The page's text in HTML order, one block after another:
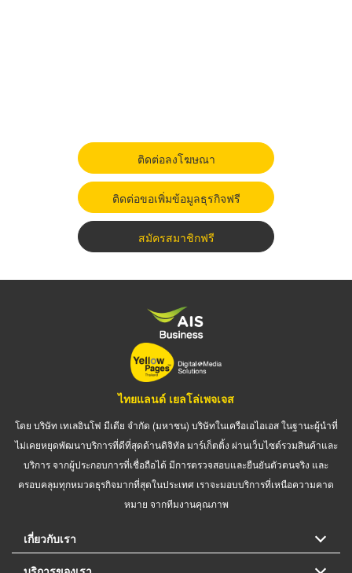
ติดต่อลงโฆษณา
ติดต่อขอเพิ่มข้อมูลธุรกิจฟรี
สมัครสมาชิกฟรี
ไทยแลนด์ เยลโล่เพจเจส
โดย บริษัท เทเลอินโฟ มีเดีย จำกัด (มหาชน) บริษัทในเครือเอไอเอส ในฐานะผู้นำที่
ไม่เคยหยุดพัฒนาบริการที่ดีที่สุดด้านดิจิทัล มาร์เก็ตติ้ง ผ่านเว็บไซต์รวมสินค้าและ
บริการ จากผู้ประกอบการที่เชื่อถือได้ มีการตรวจสอบและยืนยันตัวตนจริง และ
ครอบคลุมทุกหมวดธุรกิจมากที่สุดในประเทศ เราจะมอบบริการที่เหนือความคาด
หมาย จากทีมงานคุณภาพ
เกี่ยวกับเรา